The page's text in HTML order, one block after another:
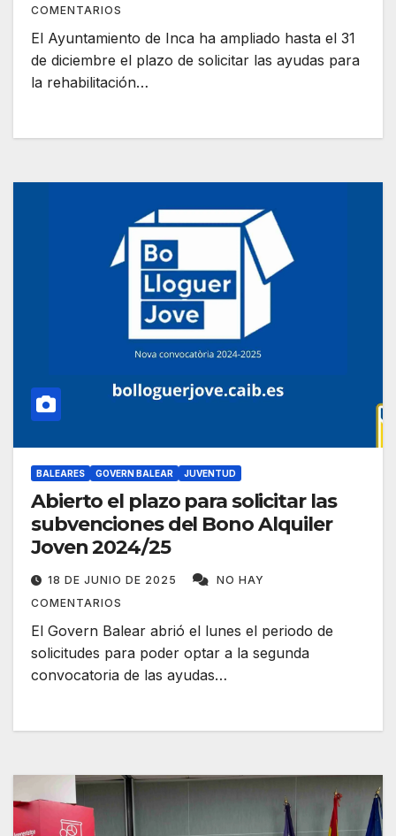
COMENTARIOS
El Ayuntamiento de Inca ha ampliado hasta el 31
de diciembre el plazo de solicitar las ayudas para
la rehabilitación…
BALEARES GOVERN BALEAR JUVENTUD
Abierto el plazo para solicitar las
subvenciones del Bono Alquiler
Joven 2024/25
18 DE JUNIO DE 2025
NO HAY
COMENTARIOS
El Govern Balear abrió el lunes el periodo de
solicitudes para poder optar a la segunda
convocatoria de las ayudas…